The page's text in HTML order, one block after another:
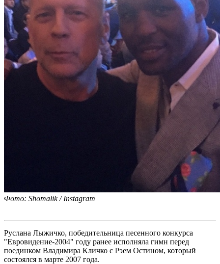
Фото: Shomalik / Instagram
Руслана Лыжичко, победительница песенного конкурса
"Евровидение-2004" году ранее исполняла гимн перед
поединком Владимира Кличко с Рэем Остином, который
состоялся в марте 2007 года.